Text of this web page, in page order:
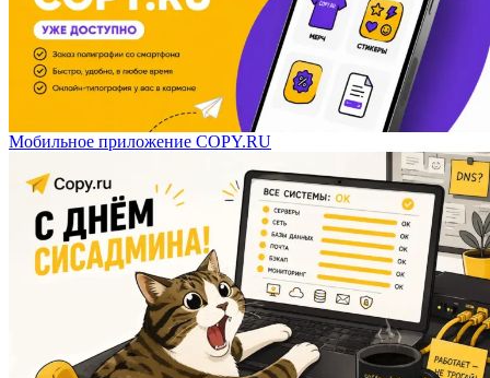
Мобильное приложение COPY.RU